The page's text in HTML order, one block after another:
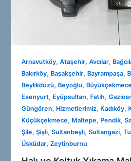
Arnavutköy,Ataşehir,Avcılar,
Bakırköy, Başakşehir, Bayrampaşa,
Beylikdüzü, Beyoğlu, Büyükçekmece
Esenyurt, Eyüpsultan, Fatih,
Güngören, Hizmetlerimiz, Kadıköy,
Küçükçekmece, Maltepe, Pendik,
Şile,Şişli,Sultanbeyli,Sultangazi,
Üsküdar,Zeytinburnu